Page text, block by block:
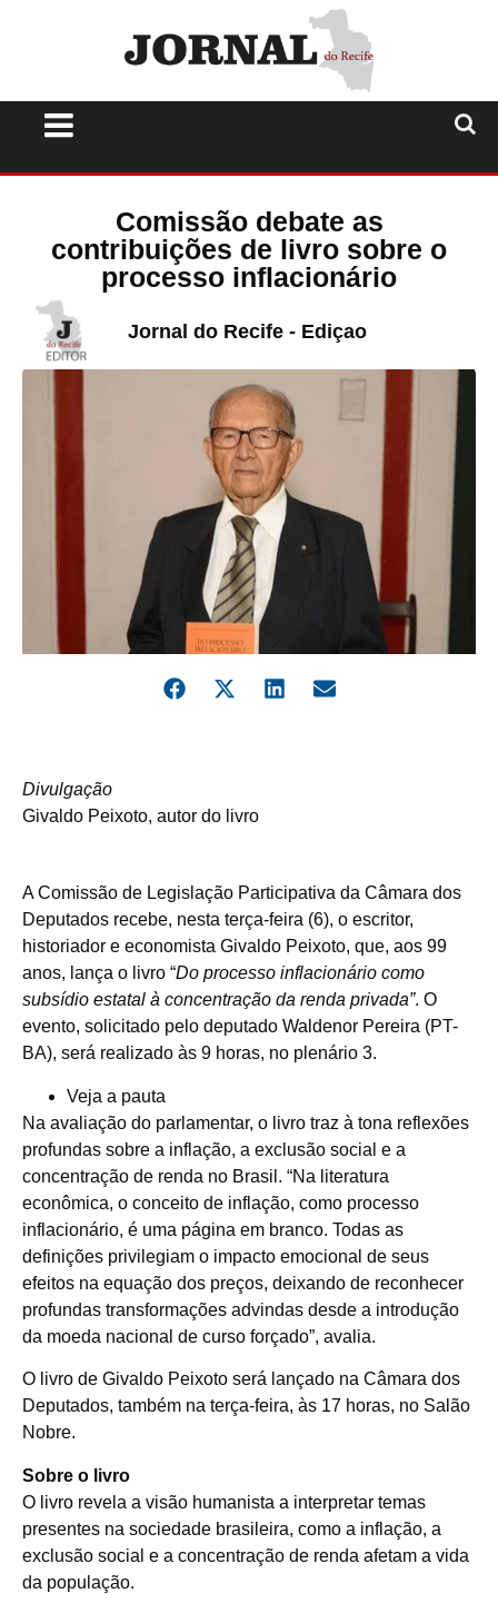
Comissão debate as
contribuições de livro sobre o
processo inflacionário
Jornal do Recife - Ediçao
Divulgação
Givaldo Peixoto, autor do livro
AComissão de Legislação Participativa da Câmara dos
Deputados recebe, nesta terça-feira (6), o escritor,
historiador e economista Givaldo Peixoto, que, aos 99
anos, lança o livro “Do processo inflacionário como
subsídio estatal à concentração da renda privada”. O
evento, solicitado pelo deputado Waldenor Pereira (PT-
BA), será realizado às 9 horas, no plenário 3.
Veja a pauta
Na avaliação do parlamentar, o livro traz à tona reflexões
profundas sobre a inflação, a exclusão social e a
concentração de renda no Brasil. “Na literatura
econômica, o conceito de inflação, como processo
inflacionário, é uma página em branco. Todas as
definições privilegiam o impacto emocional de seus
efeitos na equação dos preços, deixando de reconhecer
profundas transformações advindas desde a introdução
da moeda nacional de curso forçado”, avalia.
O livro de Givaldo Peixoto será lançado na Câmara dos
Deputados, também na terça-feira, às 17 horas, no Salão
Nobre.
Sobre o livro
O livro revela a visão humanista a interpretar temas
presentes na sociedade brasileira, como a inflação, a
exclusão social e a concentração de renda afetam a vida
da população.